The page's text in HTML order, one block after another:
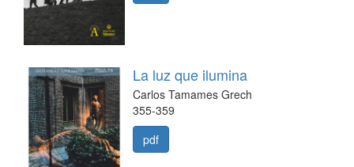
La luz que ilumina
Carlos Tamames Grech
355-359
pdf